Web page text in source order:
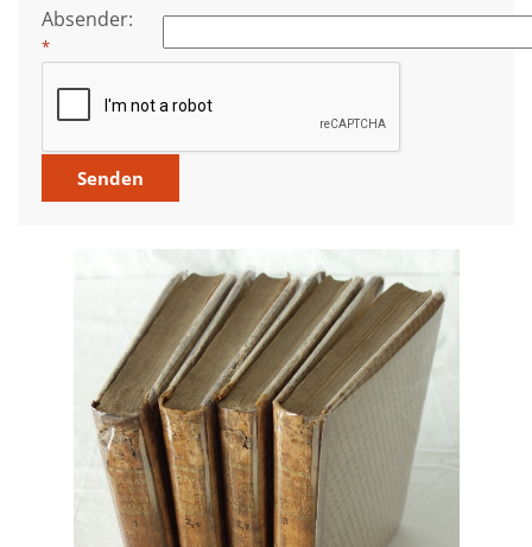
AVKB-Edition Downloads
Buchempfehlungen
Neubuchsortiment
Über uns
Aktuelles
Meine Tätigkeitsfelder
Buchbinderei und Restauration
Glossar und Bibliographien
Warenkorb
Kontakt
Newsletter
Absender:
*